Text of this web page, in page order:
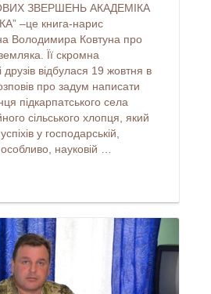
ЗВЕРШЕНЬ АКАДЕМІКА
–це книга-нарис
Володимира Ковтуна про
Її скромна
друзів відбулася 19 жовтня в
про задум написати
підкарпатського села
сільського хлопця, який
у господарській,
науковій …
Читати більше...